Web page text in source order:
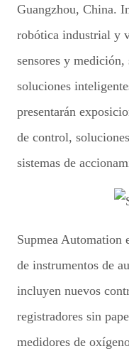
Guangzhou, China.
robótica industrial y
sensores y
soluciones
presentarán
de control,
sistemas de
Supmea Automation
de instrumentos de
incluyen nuevos
registradores sin
medidores de